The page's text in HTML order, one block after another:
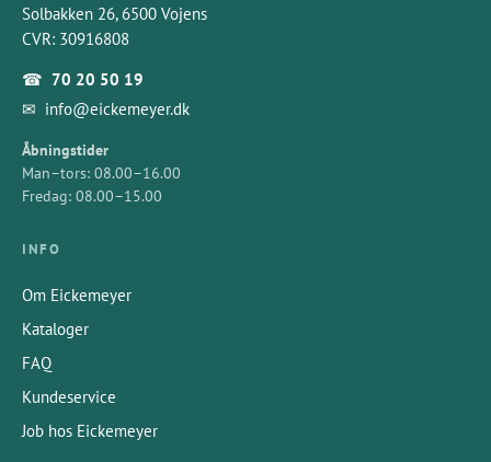
Solbakken 26, 6500 Vojens
CVR: 30916808
☎ 70 20 50 19
✉ info@eickemeyer.dk
Åbningstider
Man–tors: 08.00–16.00
Fredag: 08.00–15.00
INFO
Om Eickemeyer
Kataloger
FAQ
Kundeservice
Job hos Eickemeyer